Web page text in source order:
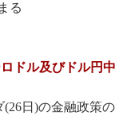
る
ドル及びドル円中
日)の金融政策の